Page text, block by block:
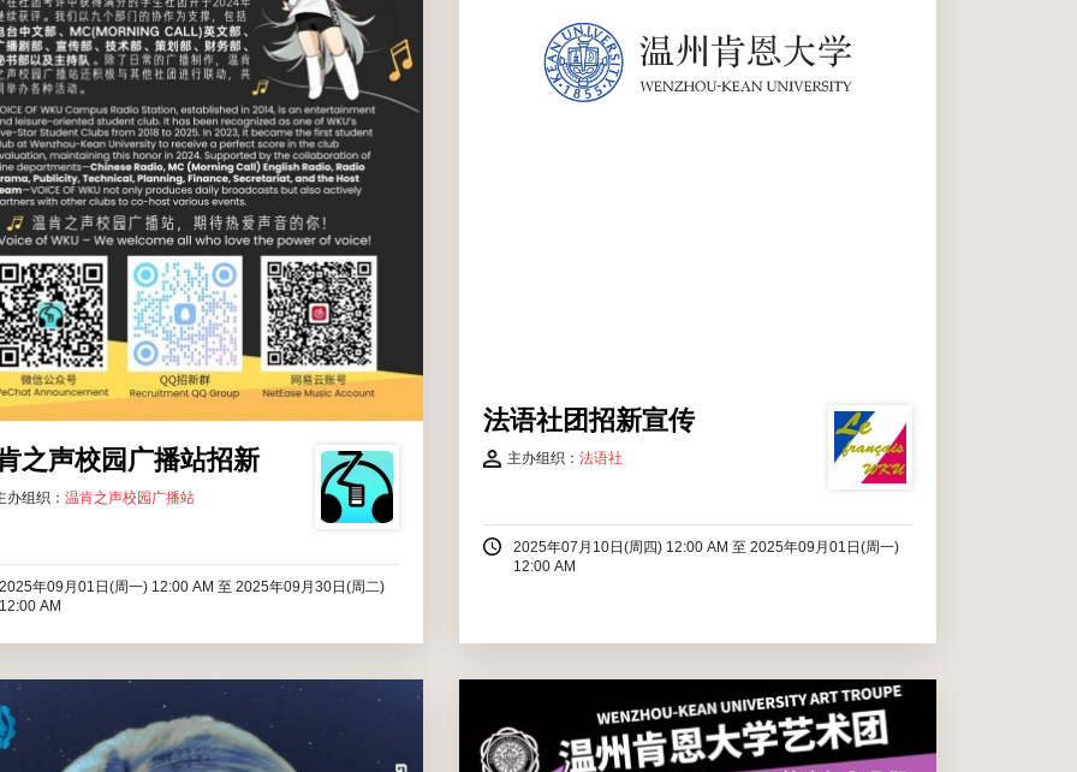
之声校园广播站招新
办组织： 温肯之声校园广播站
2025年09月01日(周一) 12:00 AM 至 2025年09月30日(周二)
12:00 AM
所有温肯学生
法语社团招新宣传
主办组织： 法语社
2025年07月10日(周四) 12:00 AM 至 2025年09月01日(周一)
12:00 AM
温州肯恩大学
AI社团招新啦！快来和我们一起解锁AI的无限可能。你是
否好奇ChatGPT如何“读懂”人类语言？AI绘画为何能精准
你是否热爱表达自我、创造美、感受艺术的魅力？是否
渴望在灯光下发光发热，或在幕后用创意和努力成就精